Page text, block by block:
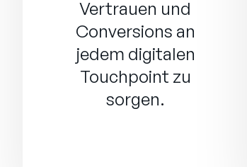
Vertrauen und
Conversions an
jedem digitalen
Touchpoint zu
sorgen.